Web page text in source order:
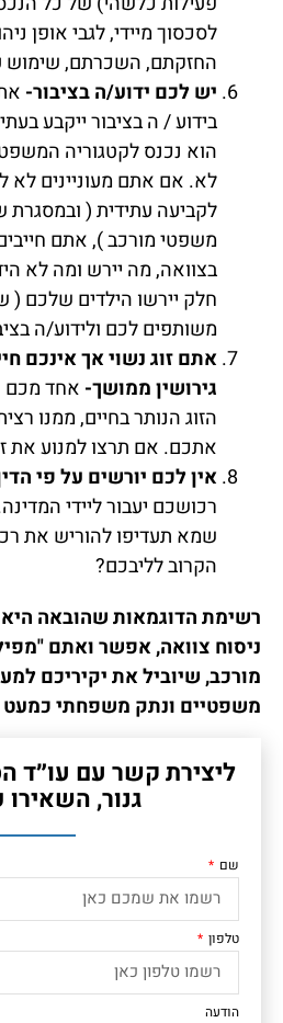
לסכסוך מיידי, לגבי אופן
החזקתם, השכרתם, שימוש
יש לכם ידוע/ה בציבור-
בידוע / ה בציבור ייקבע
הוא נכנס לקטגוריה
לא. אם אתם מעוניינים לא
לקביעה עתידית (
משפטי מורכב ), אתם
בצוואה, מה יירש ומה לא
חלק יירשו הילדים שלכם (
משותפים לכם ולידוע/ה
אתם זוג נשוי אך אינכם
גירושין ממושך- אחד מכם
הזוג הנותר בחיים, ממנו
אתכם. אם תרצו למנוע את
אין לכם יורשים על פי
רכושכם יעבור ליידי
שמא תעדיפו להוריש את
הקרוב לליבכם?
רשימת הדוגמאות שהובאה
ניסוח צוואה, אפשר ואתם
מורכב, שיוביל את יקיריכם
משפטיים ונתק משפחתי כמעט
ליצירת קשר עם עו״ד
גנור,
שם
טלפון
הודעה